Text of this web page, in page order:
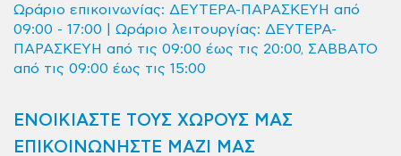
Ωράριο επικοινωνίας: ΔΕΥΤΕΡΑ-ΠΑΡΑΣΚΕΥΗ από
09:00 - 17:00 | Ωράριο λειτουργίας: ΔΕΥΤΕΡΑ-
ΠΑΡΑΣΚΕΥΗ από τις 09:00 έως τις 20:00, ΣΑΒΒΑΤΟ
από τις 09:00 έως τις 15:00
ΕΝΟΙΚΙΑΣΤΕ ΤΟΥΣ ΧΩΡΟΥΣ ΜΑΣ
ΕΠΙΚΟΙΝΩΝΗΣΤΕ ΜΑΖΙ ΜΑΣ